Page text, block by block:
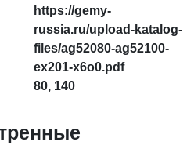
https://gemy-
russia.ru/upload-katalog-
files/ag52080-ag52100-
ex201-x6o0.pdf
80, 140